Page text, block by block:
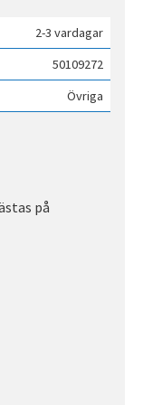
2-3 vardagar
50109272
Övriga
på